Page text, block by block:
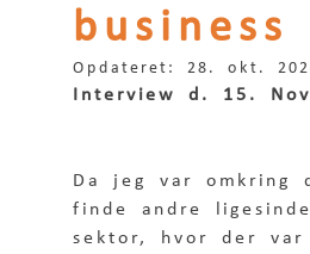
business
Opdateret: 28. okt.
Interview d. 15.
Da jeg var omkring
finde andre
sektor, hvor der